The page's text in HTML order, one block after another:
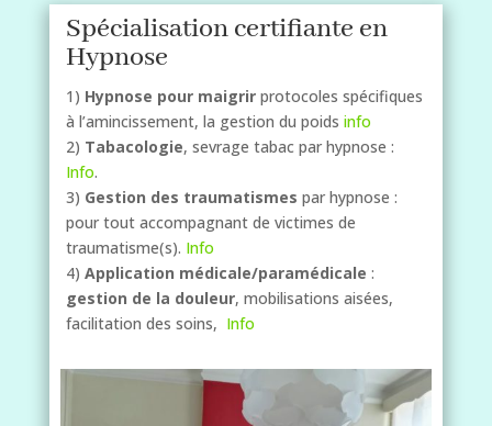
Spécialisation certifiante en
Hypnose
1) Hypnose pour maigrir protocoles spécifiques
à l’amincissement, la gestion du poids info
2) Tabacologie, sevrage tabac par hypnose :
Info.
3) Gestion des traumatismes par hypnose :
pour tout accompagnant de victimes de
traumatisme(s). Info
4) Application médicale/paramédicale :
gestion de la douleur, mobilisations aisées,
facilitation des soins, Info